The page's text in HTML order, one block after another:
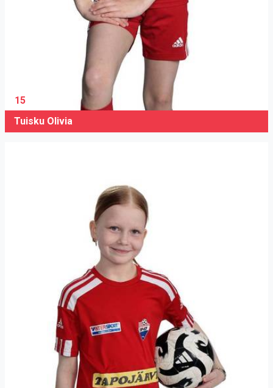
15
Tuisku Olivia